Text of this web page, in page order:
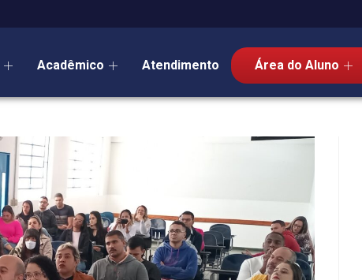
Acadêmico Atendimento Área do Aluno